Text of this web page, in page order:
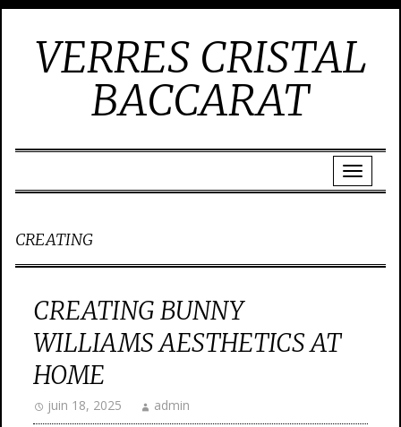
VERRES CRISTAL
BACCARAT
CREATING
CREATING BUNNY
WILLIAMS AESTHETICS AT
HOME
juin 18, 2025 admin